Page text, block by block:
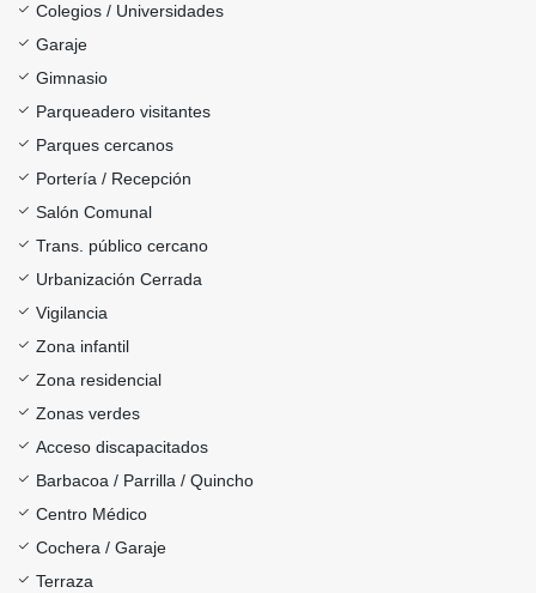
Colegios / Universidades
Garaje
Gimnasio
Parqueadero visitantes
Parques cercanos
Portería / Recepción
Salón Comunal
Trans. público cercano
Urbanización Cerrada
Vigilancia
Zona infantil
Zona residencial
Zonas verdes
Acceso discapacitados
Barbacoa / Parrilla / Quincho
Centro Médico
Cochera / Garaje
Terraza